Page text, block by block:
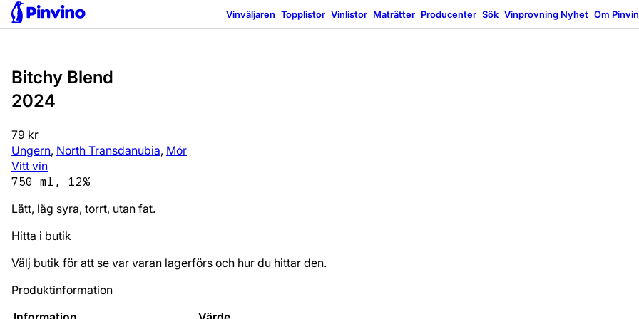
Vinväljaren Topplistor Vinlistor Maträtter Producenter Sök Vinprovning Nyhet Om
ÄventyrligBra utan mat
Bitchy Blend
2024
79 kr
Ungern, North Transdanubia, Mór
Vitt vin
750 ml, 12%
Lätt, låg syra, torrt, utan fat.
Hitta i butik
Välj butik för att se var varan lagerförs och hur du hittar den.
Produktinformation